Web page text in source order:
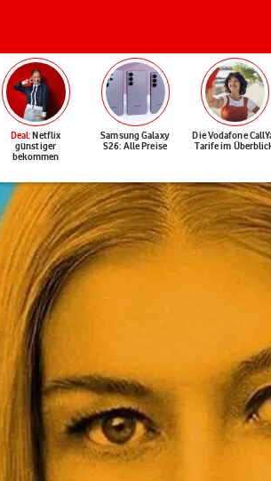
Deal: Netflix
günstiger
bekommen
Samsung Galaxy
S26: Alle Preise
Die Vodafone
Tarife im